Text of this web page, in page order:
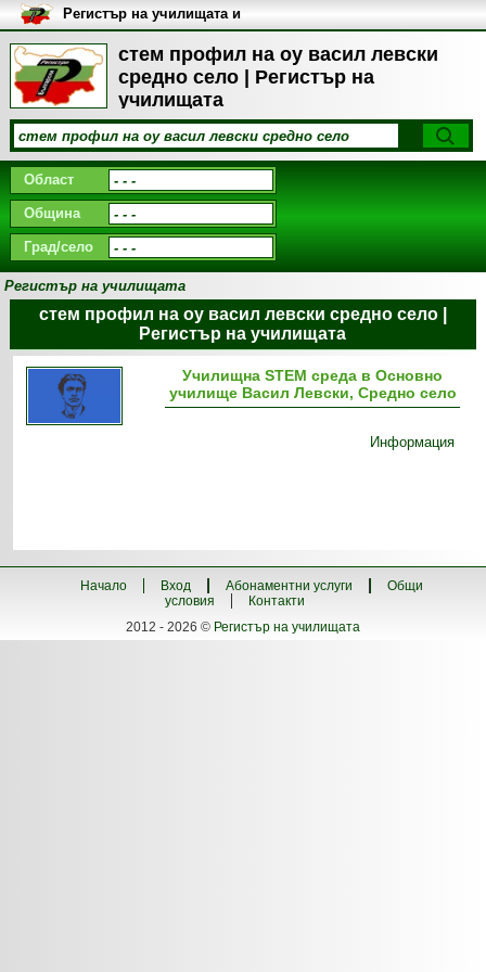
стем профил на оу васил левски
средно село | Регистър на
училищата
Регистър на училищата и
университетите в България
Област
Община
Град/село
Регистър на училищата
стем профил на оу васил левски средно село |
Регистър на училищата
Училищна STEM среда в Основно
училище Васил Левски, Средно село
Информация
Начало Вход Абонаментни услуги
Общи
условия
Контакти
2012 - 2026 © Регистър на училищата